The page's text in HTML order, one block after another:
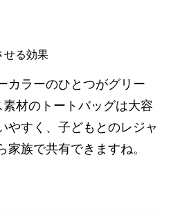
せる効果
カラーのひとつがグリー
材のトートバッグは大容
やすく、子どもとのレジャ
族で共有できますね。